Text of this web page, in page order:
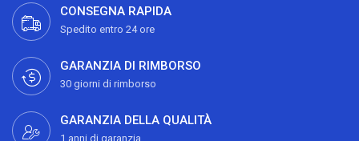
CONSEGNA RAPIDA
Spedito entro 24 ore
GARANZIA DI RIMBORSO
30 giorni di rimborso
GARANZIA DELLA QUALITÀ
1 anni di garanzia